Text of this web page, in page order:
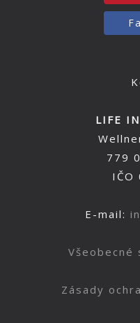
LIFE
779
IČO
E-mail:
Všeobecné
Zásady